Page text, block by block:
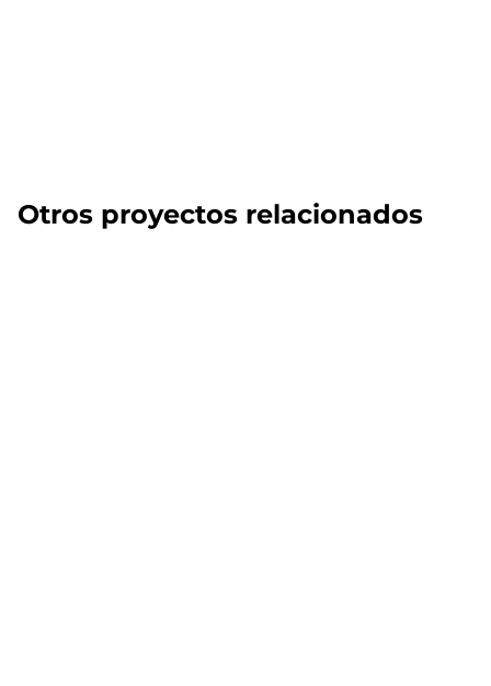
Otros proyectos relacionados